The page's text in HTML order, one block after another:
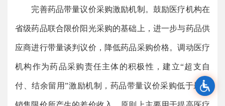
完善药品带量议价采购激励机制。鼓励医疗机构在
省级药品联合限价阳光采购的基础上，进一步与药品供
应商进行带量谈判议价，降低药品采购价格。调动医疗
机构作为药品采购责任主体的积极性，建立“超支自
付、结余留用”激励机制，药品带量议价采购低于最高